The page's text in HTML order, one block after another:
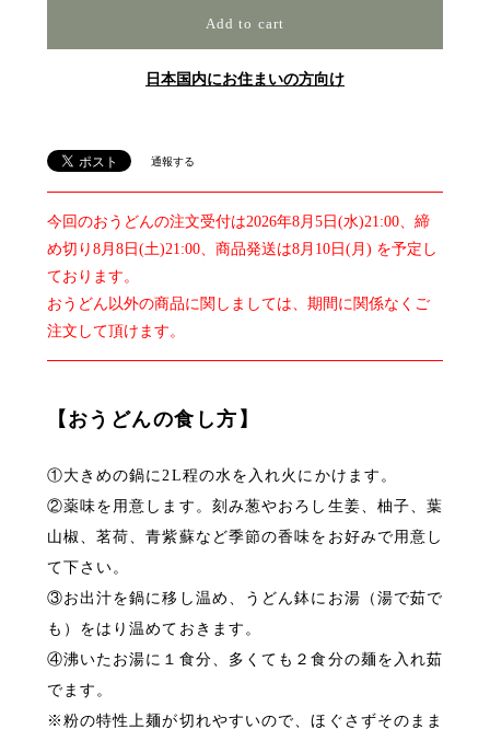
Add to cart
日本国内にお住まいの方向け
通報する
今回のおうどんの注文受付は2026年8月5日(水)21:00、締
め切り8月8日(土)21:00、商品発送は8月10日(月) を予定し
ております。
おうどん以外の商品に関しましては、期間に関係なくご
注文して頂けます。
【おうどんの食し方】
①大きめの鍋に2L程の水を入れ火にかけます。
②薬味を用意します。刻み葱やおろし生姜、柚子、葉
山椒、茗荷、青紫蘇など季節の香味をお好みで用意し
て下さい。
③お出汁を鍋に移し温め、うどん鉢にお湯（湯で茹で
も）をはり温めておきます。
④沸いたお湯に１食分、多くても２食分の麺を入れ茹
でます。
※粉の特性上麺が切れやすいので、ほぐさずそのまま